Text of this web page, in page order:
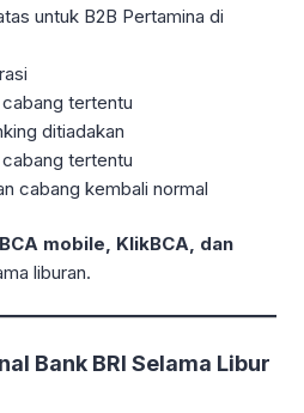
untuk B2B Pertamina di
tertentu
ditiadakan
tertentu
cabang kembali normal
mobile, KlikBCA, dan
liburan.
Bank BRI Selama Libur